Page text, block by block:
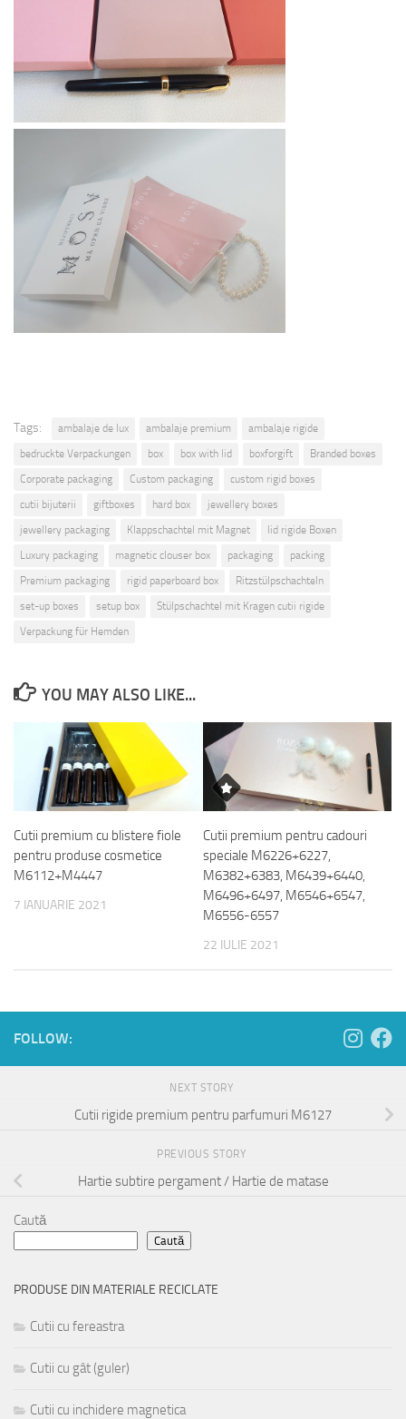
Tags: ambalaje de lux ambalaje premium
ambalaje rigide
bedruckte Verpackungen
box box with lid boxforgift
Branded boxes
Corporate packaging
Custom packaging
custom rigid boxes
cutii bijuterii
giftboxes hard box
jewellery boxes
jewellery packaging
Klappschachtel mit Magnet
lid rigide Boxen
Luxury packaging
magnetic clouser box packaging
packing
Premium packaging
rigid paperboard box
Ritzstülpschachteln
set-up boxes
setup box
Stülpschachtel mit Kragen cutii rigide
Verpackung für Hemden
YOU MAY ALSO LIKE...
Cutii premium cu blistere fiole
pentru produse cosmetice
M6112+M4447
7 IANUARIE 2021
Cutii premium pentru cadouri
speciale M6226+6227,
M6382+6383, M6439+6440,
M6496+6497, M6546+6547,
M6556-6557
22 IULIE 2021
FOLLOW:
NEXT STORY
Cutii rigide premium pentru parfumuri M6127
PREVIOUS STORY
Hartie subtire pergament / Hartie de matase
Caută
Caută
PRODUSE DIN MATERIALE RECICLATE
Cutii cu fereastra
Cutii cu gât (guler)
Cutii cu inchidere magnetica